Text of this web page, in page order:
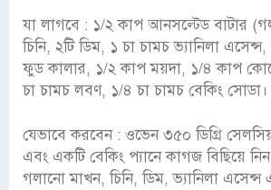
যা লাগবে : ১/২ কাপ আনসল্টেড বাটার
চিনি, ২টি ডিম, ১ চা চামচ ভ্যানিলা
ফুড কালার, ১/২ কাপ ময়দা, ১/৪ কাপ
চা চামচ লবণ, ১/৪ চা চামচ বেকিং সোডা।
যেভাবে করবেন : ওভেন ৩৫০ ডিগ্রি
এবং একটি বেকিং প্যানে কাগজ বিছিয়ে
গলানো মাখন, চিনি, ডিম, ভ্যানিলা